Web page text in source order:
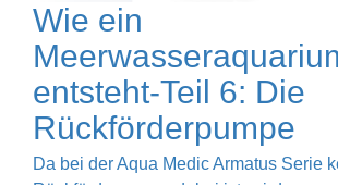
Wie ein
entsteht-Teil 6: Die
Rückförderpumpe
Da bei der Aqua Medic Armatus Serie